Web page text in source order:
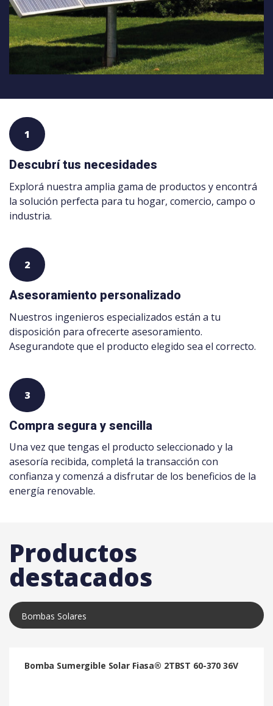
1
Descubrí tus necesidades
Explorá nuestra amplia gama de productos y encontrá
la solución perfecta para tu hogar, comercio, campo o
industria.
2
Asesoramiento personalizado
Nuestros ingenieros especializados están a tu
disposición para ofrecerte asesoramiento.
Asegurandote que el producto elegido sea el correcto.
3
Compra segura y sencilla
Una vez que tengas el producto seleccionado y la
asesoría recibida, completá la transacción con
confianza y comenzá a disfrutar de los beneficios de la
energía renovable.
Productos
destacados
Bombas Solares
Bomba Sumergible Solar Fiasa® 2TBST 60-370 36V